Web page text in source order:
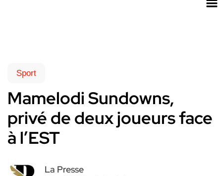
Sport
Mamelodi Sundowns,
privé de deux joueurs face
à l’EST
La Presse